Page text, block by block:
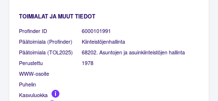
TOIMIALAT JA MUUT TIEDOT
Profinder ID
6000101991
Päätoimiala (Profinder)
Kiinteistöjenhallinta
Päätoimiala (TOL2025)
68202. Asuntojen ja asuinkiinteistöjen hallinta
Perustettu
1978
WWW-osoite
Puhelin
Kasvuluokka